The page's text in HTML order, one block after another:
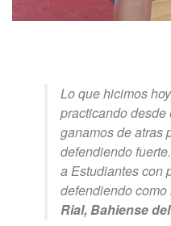
Lo que hicimos
practicando
ganamos de atras
defendiendo
a Estudiantes con
defendiendo como
Rial, Bahiense